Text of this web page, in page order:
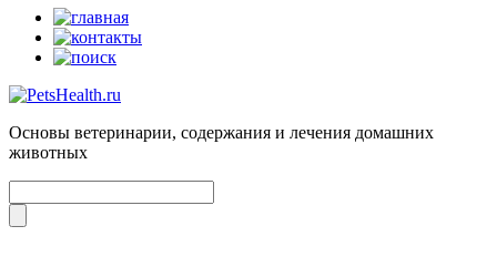
Основы ветеринарии, содержания и лечения домашних
животных